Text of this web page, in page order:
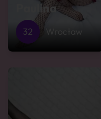
Paulina
32 Wrocław